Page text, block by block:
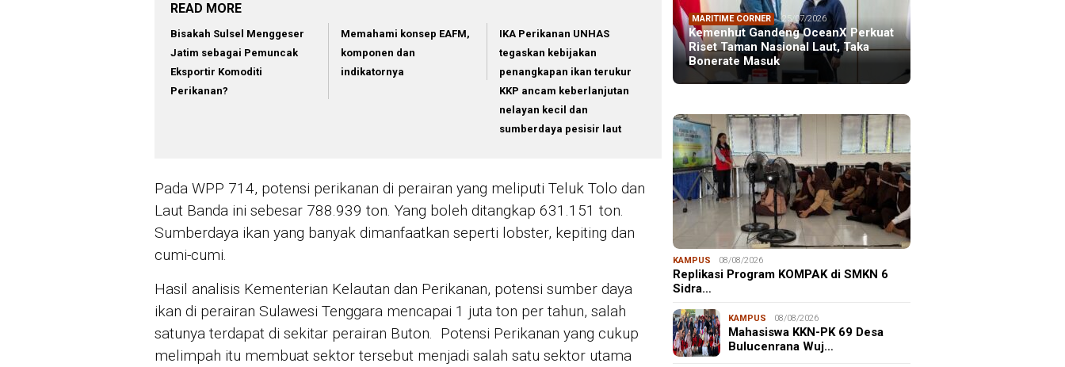
READ MORE
Bisakah Sulsel Menggeser
Jatim sebagai Pemuncak
Eksportir Komoditi
Perikanan?
Memahami konsep EAFM,
komponen dan
indikatornya
IKA Perikanan UNHAS
tegaskan kebijakan
penangkapan ikan terukur
KKP ancam keberlanjutan
nelayan kecil dan
sumberdaya pesisir laut
Pada WPP 714, potensi perikanan di perairan yang meliputi Teluk Tolo dan
Laut Banda ini sebesar 788.939 ton. Yang boleh ditangkap 631.151 ton.
Sumberdaya ikan yang banyak dimanfaatkan seperti lobster, kepiting dan
cumi-cumi.
Hasil analisis Kementerian Kelautan dan Perikanan, potensi sumber daya
ikan di perairan Sulawesi Tenggara mencapai 1 juta ton per tahun, salah
satunya terdapat di sekitar perairan Buton. Potensi Perikanan yang cukup
melimpah itu membuat sektor tersebut menjadi salah satu sektor utama
MARITIME CORNER 25/07/2026
Kemenhut Gandeng OceanX Perkuat
Riset Taman Nasional Laut, Taka
Bonerate Masuk
KAMPUS 08/08/2026
Replikasi Program KOMPAK di SMKN 6
Sidra…
KAMPUS 08/08/2026
Mahasiswa KKN-PK 69 Desa
Bulucenrana Wuj…